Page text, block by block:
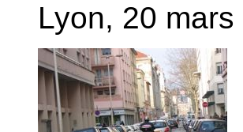
Lyon, 20 mars